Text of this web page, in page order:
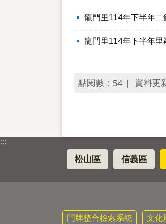
龍門里114年下半年二
龍門里114年下半年里
點閱數： 54 資料更
:::
松山區 信義區
門牌整合檢索系統 文化